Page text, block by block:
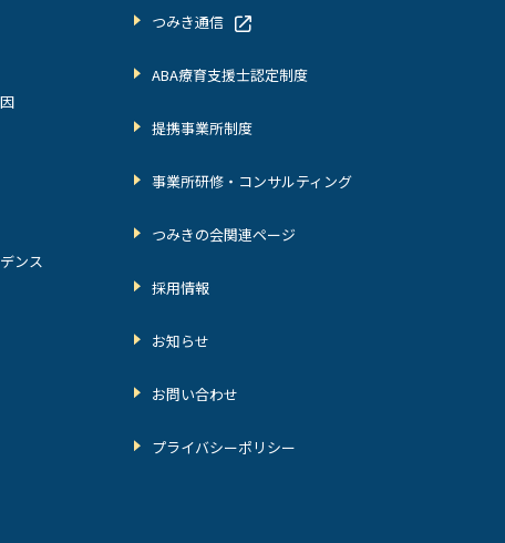
ンス
つみき通信
ABA療育支援士認定制度
提携事業所制度
事業所研修・コンサルティング
つみきの会関連ページ
採用情報
お知らせ
お問い合わせ
プライバシーポリシー